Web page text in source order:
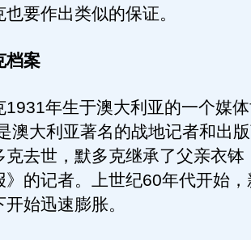
要作出类似的保证。
档案
年生于澳大利亚的一个媒体
澳大利亚著名的战地记者和出
克去世，默多克继承了父亲衣钵
》的记者。上世纪60年代开始
始迅速膨胀。